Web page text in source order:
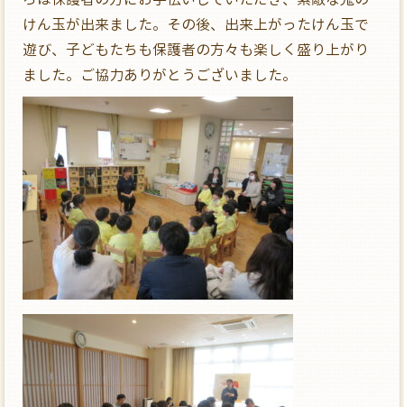
けん玉が出来ました。その後、出来上がったけん玉で
遊び、子どもたちも保護者の方々も楽しく盛り上がり
ました。ご協力ありがとうございました。